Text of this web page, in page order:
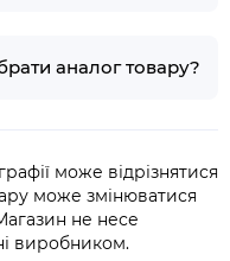
аналог товару?
може відрізнятися
може змінюватися
не несе
виробником.